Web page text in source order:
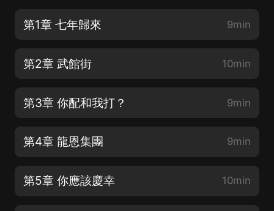
第1章 七年歸來 9min
第2章 武館街 10min
第3章 你配和我打？ 9min
第4章 龍恩集團 9min
第5章 你應該慶幸 10min